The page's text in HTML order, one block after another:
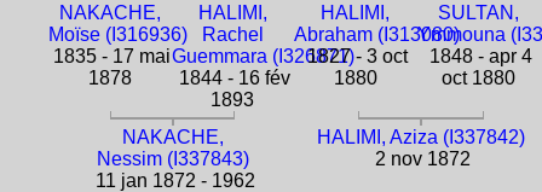
NAKACHE,
Moïse (I316936)
1835 - 17 mai
1878
HALIMI,
Rachel
Guemmara (I326871)
1844 - 16 fév
1893
HALIMI,
Abraham (I313080)
1827 - 3 oct
1880
SULTAN,
Ymmouna
1848 - apr 4
oct 1880
NAKACHE,
Nessim (I337843)
11 jan 1872 - 1962
HALIMI, Aziza (I337842)
2 nov 1872